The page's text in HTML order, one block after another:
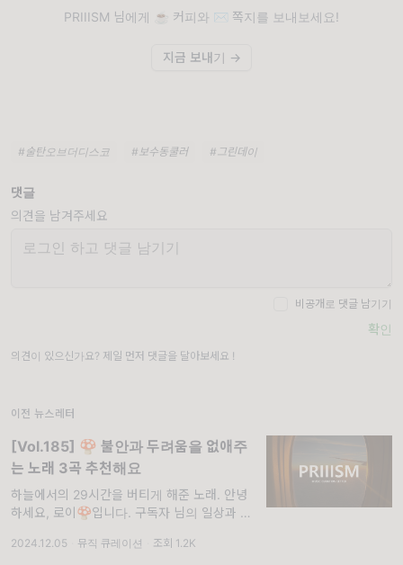
PRIIISM 님에게 ☕️ 커피와 ✉️ 쪽지를 보내보세요!
지금 보내기 →
#술탄오브더디스코 #보수동쿨러 #그린데이
댓글
의견을 남겨주세요
비공개로 댓글 남기기
확인
의견이 있으신가요? 제일 먼저 댓글을 달아보세요 !
이전 뉴스레터
[Vol.185] 🍄 불안과 두려움을 없애주
는 노래 3곡 추천해요
하늘에서의 29시간을 버티게 해준 노래. 안녕
하세요, 로이🍄입니다. 구독자 님의 일상과 우
난밤 저는 한순간에 우리의 평범한 삶과 연결이
2024.12.05 뮤직 큐레이션 조회 1.2K